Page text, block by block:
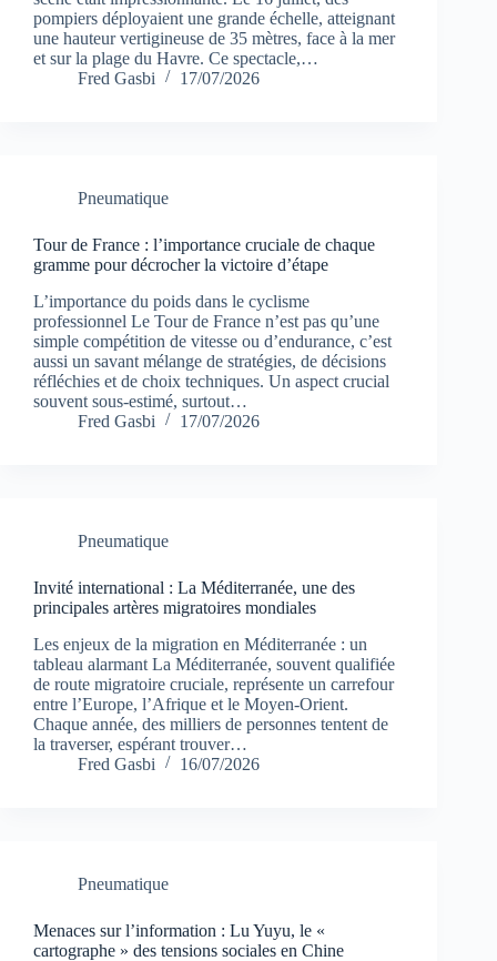
pompiers déployaient une grande échelle, atteignant
une hauteur vertigineuse de 35 mètres, face à la mer
et sur la plage du Havre. Ce spectacle,…
Fred Gasbi
17/07/2026
Pneumatique
Tour de France : l’importance cruciale de chaque
gramme pour décrocher la victoire d’étape
L’importance du poids dans le cyclisme
professionnel Le Tour de France n’est pas qu’une
simple compétition de vitesse ou d’endurance, c’est
aussi un savant mélange de stratégies, de décisions
réfléchies et de choix techniques. Un aspect crucial
souvent sous-estimé, surtout…
Fred Gasbi
17/07/2026
Pneumatique
Invité international : La Méditerranée, une des
principales artères migratoires mondiales
Les enjeux de la migration en Méditerranée : un
tableau alarmant La Méditerranée, souvent qualifiée
de route migratoire cruciale, représente un carrefour
entre l’Europe, l’Afrique et le Moyen-Orient.
Chaque année, des milliers de personnes tentent de
la traverser, espérant trouver…
Fred Gasbi
16/07/2026
Pneumatique
Menaces sur l’information : Lu Yuyu, le «
cartographe » des tensions sociales en Chine